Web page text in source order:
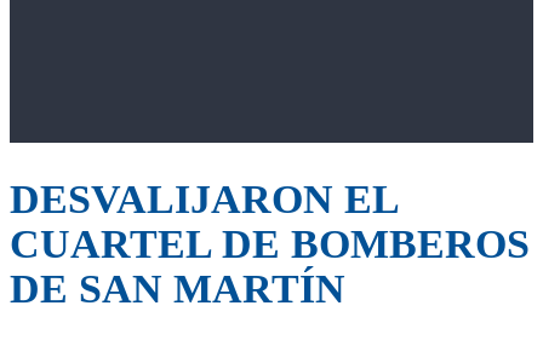
DESVALIJARON EL
CUARTEL DE BOMBEROS
DE SAN MARTÍN